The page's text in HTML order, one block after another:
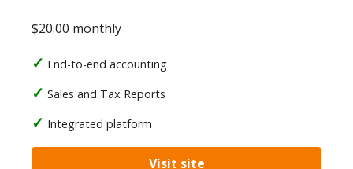
$20.00 monthly
End-to-end accounting
Sales and Tax Reports
Integrated platform
Visit site